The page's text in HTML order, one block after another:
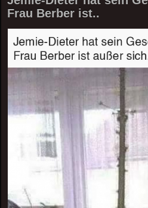
Frau Berber ist..